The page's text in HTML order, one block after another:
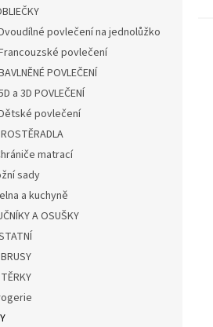
povlečení na jednolůžko
povlečení
POVLEČENÍ
a 3D POVLEČENÍ
povlečení
matrací
sady
a kuchyně
A OSUŠKY